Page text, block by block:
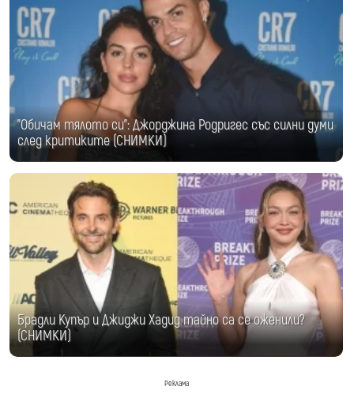
"Обичам тялото си": Джорджина Родригес със силни думи
след критиките (СНИМКИ)
Брадли Купър и Джиджи Хадид тайно са се оженили?
(СНИМКИ)
Реклама